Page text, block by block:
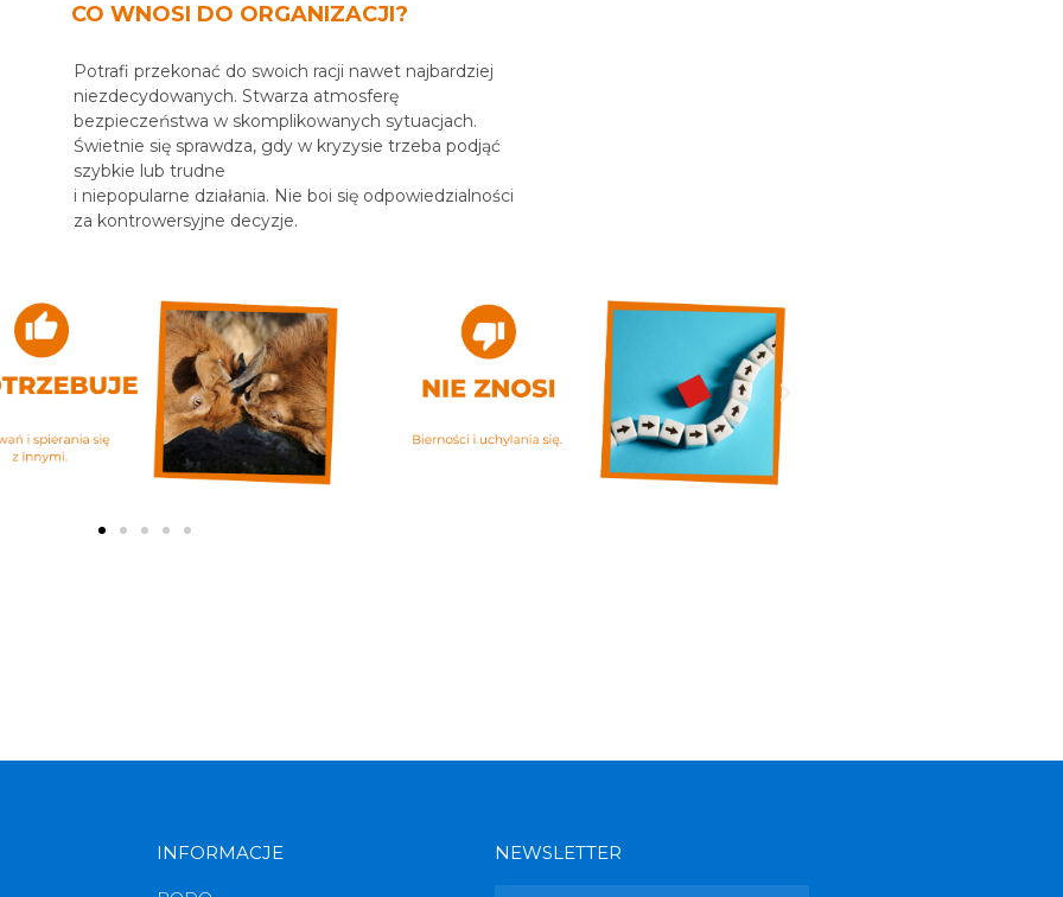
CO WNOSI DO ORGANIZACJI?
Potrafi przekonać do swoich racji nawet najbardziej
niezdecydowanych. Stwarza atmosferę
bezpieczeństwa w skomplikowanych sytuacjach.
Świetnie się sprawdza, gdy w kryzysie trzeba podjąć
szybkie lub trudne
i niepopularne działania. Nie boi się odpowiedzialności
za kontrowersyjne decyzje.
INFORMACJE NEWSLETTER